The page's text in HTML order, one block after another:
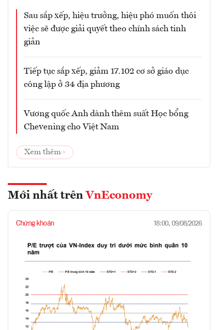
Sau sắp xếp, hiệu trưởng, hiệu phó muốn thôi
việc sẽ được giải quyết theo chính sách tinh
giản
Tiếp tục sắp xếp, giảm 17.102 cơ sở giáo dục
công lập ở 34 địa phương
Vương quốc Anh dành thêm suất Học bổng
Chevening cho Việt Nam
Xem thêm
Mới nhất trên VnEconomy
Chứng khoán 18:00, 09/08/2026